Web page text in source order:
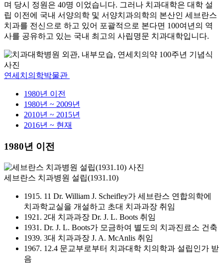
며 당시 정원은 40명 이었습니다. 그러나 치과대학은 대학 설
립 이전에 국내 서양의학 및 서양치과의학의 본산인 세브란스
치과를 전신으로 하고 있어 포괄적으로 본다면 100여년의 역
사를 공유하고 있는 국내 최고의 사립명문 치과대학입니다.
연세치의학박물관
1980년 이전
1980년 ~ 2009년
2010년 ~ 2015년
2016년 ~ 현재
1980년 이전
세브란스 치과병원 설립(1931.10)
1915. 11 Dr. William J. Scheifley가 세브란스 연합의학에
치과학교실을 개설하고 초대 치과과장 취임
1921. 2대 치과과장 Dr. J. L. Boots 취임
1931. Dr. J. L. Boots가 모금하여 별도의 치과진료소 건축
1939. 3대 치과과장 J. A. McAnlis 취임
1967. 12.4 문교부로부터 치과대학 치의학과 설립인가 받
음